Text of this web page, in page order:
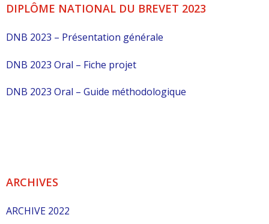
DIPLÔME NATIONAL DU BREVET 2023
DNB 2023 – Présentation générale
DNB 2023 Oral – Fiche projet
DNB 2023 Oral – Guide méthodologique
ARCHIVES
ARCHIVE 2022